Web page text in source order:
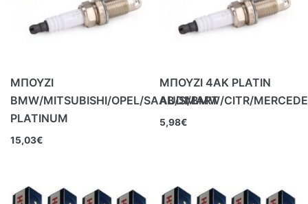
ΜΠΟΥΖΙ
BMW/MITSUBISHI/OPEL/SAAB/SMART
PLATINUM
15,03€
ΜΠΟΥΖΙ 4ΑΚ PLATIN
AUDI/BMW/CITR/MERCEDE
5,98€